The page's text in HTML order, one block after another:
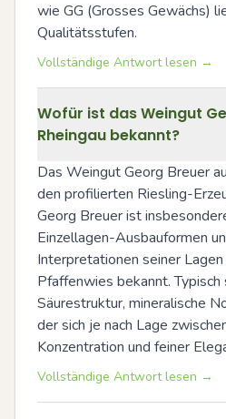
wie GG (Grosses Gewächs)
Qualitätsstufen.
Vollständige Antwort lesen →
Wofür ist das Weingut
Rheingau bekannt?
Das Weingut Georg Breuer
den profilierten Riesling-
Georg Breuer ist
Einzellagen-Ausbauformen
Interpretationen seiner
Pfaffenwies bekannt. Typisch
Säurestruktur, mineralische
der sich je nach Lage
Konzentration und feiner
Vollständige Antwort lesen →